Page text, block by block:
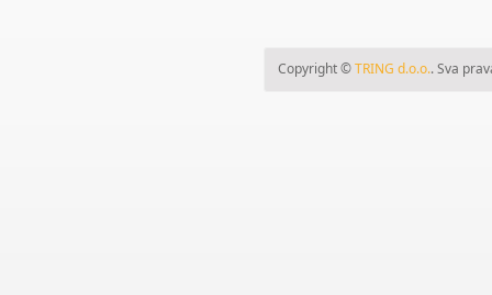
Copyright ©TRING d.o.o.. Sva